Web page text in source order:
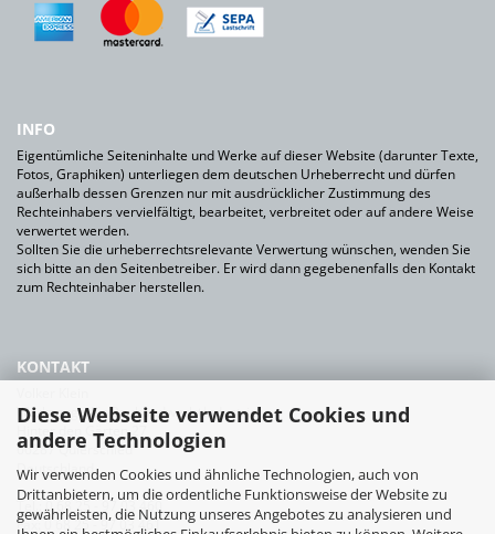
Diese Webseite verwendet Cookies und
andere Technologien
Wir verwenden Cookies und ähnliche Technologien, auch von
Drittanbietern, um die ordentliche Funktionsweise der Website zu
gewährleisten, die Nutzung unseres Angebotes zu analysieren und
INFO
Eigentümliche Seiteninhalte und Werke auf dieser Website (darunter Texte,
Fotos, Graphiken) unterliegen dem deutschen Urheberrecht und dürfen
außerhalb dessen Grenzen nur mit ausdrücklicher Zustimmung des
Rechteinhabers vervielfältigt, bearbeitet, verbreitet oder auf andere Weise
verwertet werden.
Sollten Sie die urheberrechtsrelevante Verwertung wünschen, wenden Sie
sich bitte an den Seitenbetreiber. Er wird dann gegebenenfalls den Kontakt
zum Rechteinhaber herstellen.
KONTAKT
Werkzeuge für Bauhandwerk+Industrie
Hinter den Gärten 27
66287 Quierschied
Deutschland
Tel.: 0 68 25 - 97 03 460
Fax: 0 68 25 - 97 03 461